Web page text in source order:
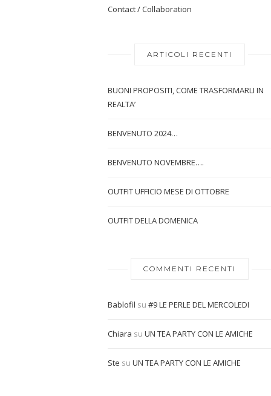
Contact / Collaboration
ARTICOLI RECENTI
BUONI PROPOSITI, COME TRASFORMARLI IN
REALTA’
BENVENUTO 2024…
BENVENUTO NOVEMBRE….
OUTFIT UFFICIO MESE DI OTTOBRE
OUTFIT DELLA DOMENICA
COMMENTI RECENTI
Bablofil su #9 LE PERLE DEL MERCOLEDI
Chiara su UN TEA PARTY CON LE AMICHE
Ste su UN TEA PARTY CON LE AMICHE